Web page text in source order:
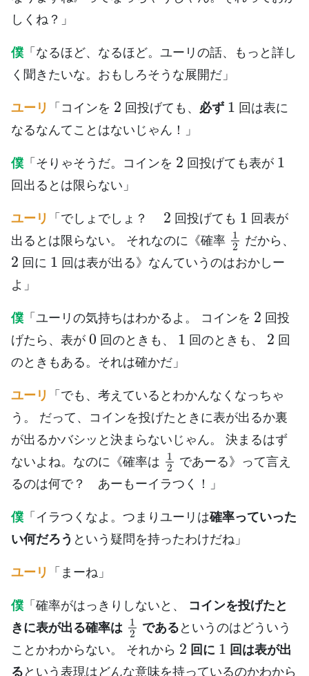
しくね？」
僕 「なるほど、なるほど。ユーリの話、もっと詳し
く聞きたいな。おもしろそうな展開だ」
ユーリ 「コインを
2
回投げても、 必ず
1
回は表に
なるなんてことはないじゃん！」
僕 「そりゃそうだ。コインを
2
回投げても表が
1
回出るとは限らない」
ユーリ 「でしょでしょ？
2
回投げても
1
回表が
出るとは限らない。 それなのに《確率
1 2
だから、
2
回に
1
回は表が出る》なんていうのはおかしー
よ」
僕 「ユーリの気持ちはわかるよ。 コインを
2
回投
げたら、表が
0
回のときも、
1
回のときも、
2
回
のときもある。それは確かだ」
ユーリ 「でも、考えているとわかんなくなっちゃ
う。 だって、コインを投げたときに表が出るか裏
が出るかバシッと決まらないじゃん。 決まるはず
ないよね。なのに《確率は
1 2
であーる》って言え
るのは何で？ あーもーイラつく！」
僕 「イラつくなよ。つまりユーリは確率っていった
い何だろう という疑問を持ったわけだね」
ユーリ 「まーね」
僕 「確率がはっきりしないと、 コインを投げたと
きに表が出る確率は
1 2
であるというのはどういう
ことかわからない。 それから
2
回に
1
回は表が出
るという表現はどんな意味を持っているのかわから